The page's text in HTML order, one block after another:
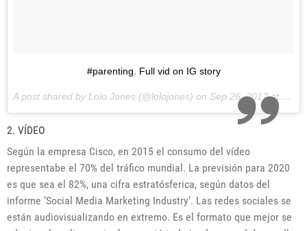
#parenting. Full vid on IG story
A post shared by Lolo Jones (@lolojones) on Sep 26, 2017 at 5:52pm PDT
2. VÍDEO
Según la empresa Cisco, en 2015 el consumo del vídeo
representabe el 70% del tráfico mundial. La previsión para 2020
es que sea el 82%, una cifra estratósferica, según datos del
informe ‘Social Media Marketing Industry’. Las redes sociales se
están audiovisualizando en extremo. Es el formato que mejor se